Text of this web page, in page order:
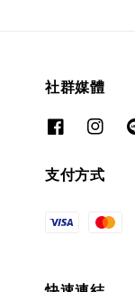
社群媒體
支付方式